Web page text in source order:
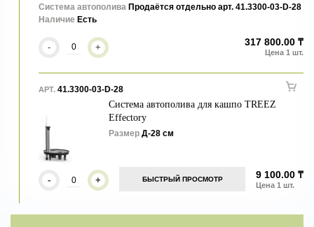
Система автополива Продаётся отдельно арт. 41.3300-03-D-28
Наличие Есть
- + 317 800.00 ₸
АРТ. 41.3300-03-D-28
Система автополива для кашпо TREEZ
Effectory
Размер Д-28 см
БЫСТРЫЙ ПРОСМОТР
- + 9 100.00 ₸